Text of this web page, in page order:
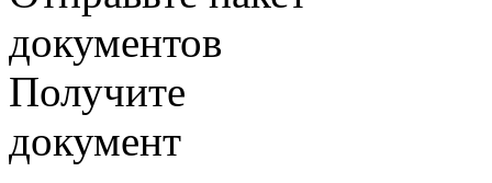
документов
Получите
документ